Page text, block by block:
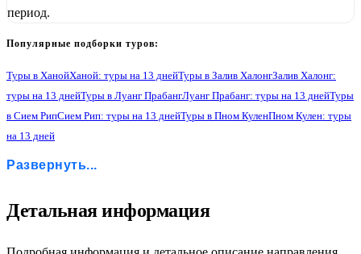
период.
Популярные подборки туров:
Туры в ХанойХаной: туры на 13 днейТуры в Залив ХалонгЗалив Халонг:
туры на 13 днейТуры в Луанг ПрабангЛуанг Прабанг: туры на 13 днейТуры
в Сием РипСием Рип: туры на 13 днейТуры в Пном КуленПном Кулен: туры
на 13 дней
Туры в ХошиминХошимин: туры на 13 дней
Развернуть...
Детальная информация